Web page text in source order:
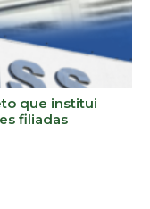
que institui
filiadas